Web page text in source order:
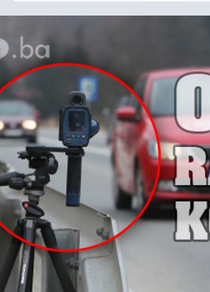
Zanimljivosti